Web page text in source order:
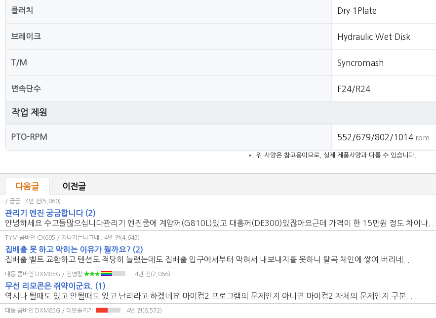
클러치 Dry 1Plate
브레이크 Hydraulic Wet Disk
T/M Syncromash
변속단수 F24/R24
작업 제원
PTO-RPM 552/679/802/1014 rpm
*. 위 사양은 참고용이므로, 실제 제품사양과 다를 수 있습니다.
다음글 이전글
/ 궁금 . 4년 전(5,860)
관리기 엔진 궁금합니다 (2)
안녕하세요 수고들많으십니다관리기 엔진중에 계양꺼(G810L)있고 대흥꺼(DE300)있잖아요근데 가격이 한 15만원 정도 차이나. . .
TYM 콤바인 CX695 / 지나가는나그네 . 4년 전(4,643)
집배출 못 하고 막히는 이유가 뭘까요? (2)
집배출 벨트 교환하고 텐션도 적당히 늘렸는데도 집배출 입구에서부터 막혀서 내보내지를 못하니 탈곡 체인에 쌓여 버리네. . .
대동 콤바인 DXM85G / 진영철 . 4년 전(2,066)
무선 리모콘은 쥐약이군요. (1)
역시나 될때도 있고 안될때도 있고 난리라고 하겠네요.마이컴2 프로그램의 문제인지 아니면 마이컴2 자체의 문제인지 구분. . .
대동 콤바인 DXM85G / 태안솔지기 . 4년 전(8,572)